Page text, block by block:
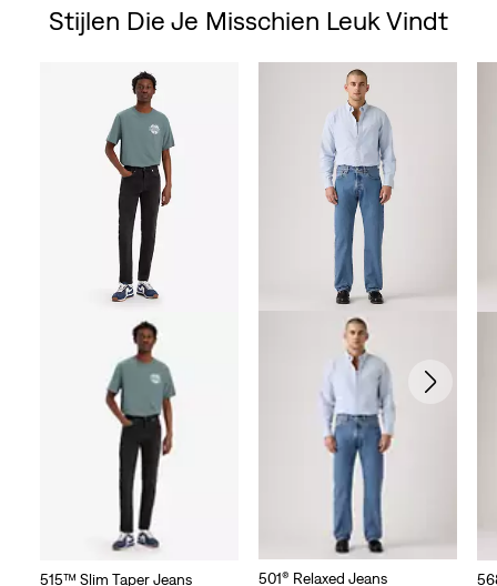
Stijlen Die Je Misschien Leuk Vindt
515™ Slim Taper Jeans
501® Relaxed Jeans